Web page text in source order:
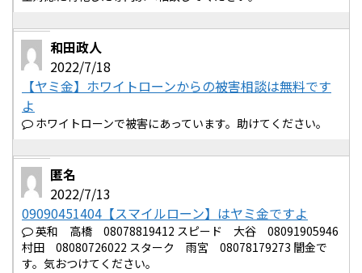
和田政人
2022/7/18
【ヤミ金】ホワイトローンからの被害相談は無料です
よ
ホワイトローンで被害にあっています。助けてください。
匿名
2022/7/13
09090451404【スマイルローン】はヤミ金ですよ
英和 高橋 08078819412 スピード 大谷 08091905946
村田 08080726022 スターク 雨宮 08078179273 闇金で
す。気おつけてください。